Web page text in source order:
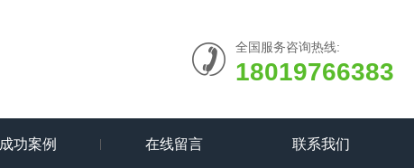
全国服务咨询热线:
18019766383
成功案例 在线留言 联系我们